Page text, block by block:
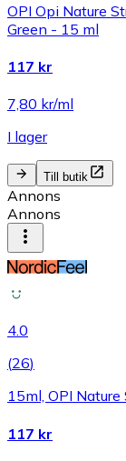
OPI Opi Nature
Green - 15 ml
117 kr
7,80 kr/ml
I lager
Till butik
Annons
Annons
4.0
(26)
15ml, OPI Nature
117 kr